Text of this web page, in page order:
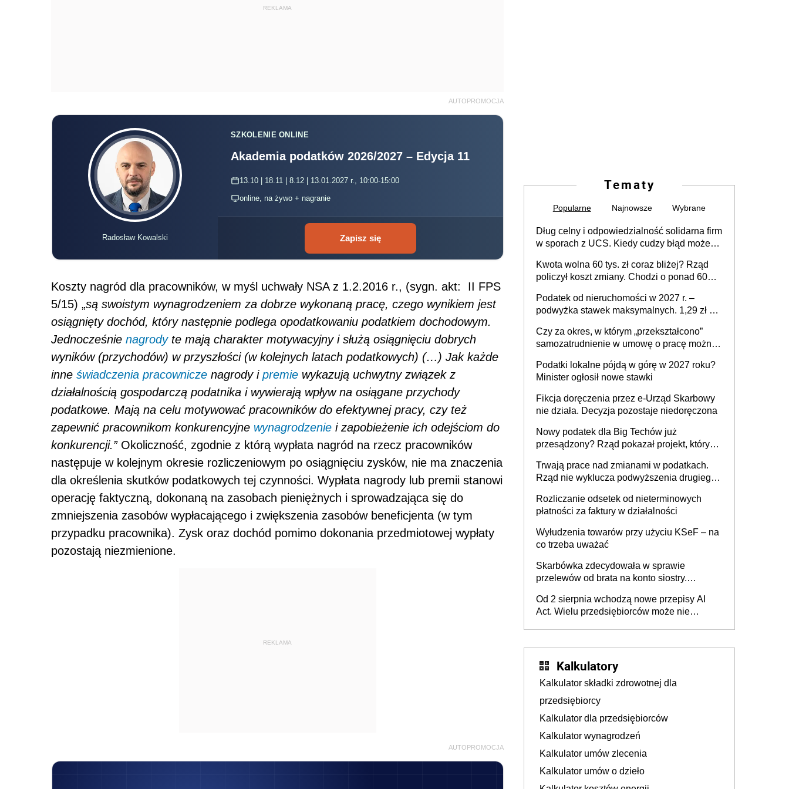
REKLAMA
AUTOPROMOCJA
Radosław Kowalski
SZKOLENIE ONLINE
Akademia podatków 2026/2027 – Edycja 11
13.10 | 18.11 | 8.12 | 13.01.2027 r., 10:00-15:00
online, na żywo + nagranie
Zapisz się
Koszty nagród dla pracowników, w myśl uchwały NSA z 1.2.2016 r., (sygn. akt: II FPS
5/15) „są swoistym wynagrodzeniem za dobrze wykonaną pracę, czego wynikiem jest
osiągnięty dochód, który następnie podlega opodatkowaniu podatkiem dochodowym.
Jednocześnie nagrodyte mają charakter motywacyjny i służą osiągnięciu dobrych
wyników (przychodów) w przyszłości (w kolejnych latach podatkowych) (…) Jak każde
inne świadczenia pracownicze nagrody i premie wykazują uchwytny związek z
działalnością gospodarczą podatnika i wywierają wpływ na osiągane przychody
podatkowe. Mają na celu motywować pracowników do efektywnej pracy, czy też
zapewnić pracownikom konkurencyjne wynagrodzenie i zapobieżenie ich odejściom do
konkurencji.” Okoliczność, zgodnie z którą wypłata nagród na rzecz pracowników
następuje w kolejnym okresie rozliczeniowym po osiągnięciu zysków, nie ma znaczenia
dla określenia skutków podatkowych tej czynności. Wypłata nagrody lub premii stanowi
operację faktyczną, dokonaną na zasobach pieniężnych i sprowadzająca się do
zmniejszenia zasobów wypłacającego i zwiększenia zasobów beneficjenta (w tym
przypadku pracownika). Zysk oraz dochód pomimo dokonania przedmiotowej wypłaty
pozostają niezmienione.
REKLAMA
AUTOPROMOCJA
Tematy
Popularne Najnowsze Wybrane
Dług celny i odpowiedzialność solidarna firm
w sporach z UCS. Kiedy cudzy błąd może
Kwota wolna 60 tys. zł coraz bliżej? Rząd
policzył koszt zmiany. Chodzi o ponad 60
Podatek od nieruchomości w 2027 r. –
podwyżka stawek maksymalnych. 1,29 zł za
budynków i lokali związanych z
prowadzeniem działalności gospodarczej
Czy za okres, w którym „przekształcono”
samozatrudnienie w umowę o pracę można
umowy cywilnoprawnej jedynym
racjonalnym wyjściem
Podatki lokalne pójdą w górę w 2027 roku?
Minister ogłosił nowe stawki
Fikcja doręczenia przez e-Urząd Skarbowy
nie działa. Decyzja pozostaje niedoręczona
Nowy podatek dla Big Techów już
przesądzony? Rząd pokazał projekt, który
Trwają prace nad zmianami w podatkach.
Rząd nie wyklucza podwyższenia drugiego
Rozliczanie odsetek od nieterminowych
płatności za faktury w działalności
Wyłudzenia towarów przy użyciu KSeF – na
co trzeba uważać
Skarbówka zdecydowała w sprawie
przelewów od brata na konto siostry.
darowizna, ale podatku jednak nie będzie
Od 2 sierpnia wchodzą nowe przepisy AI
Act. Wielu przedsiębiorców może nie
Kalkulatory
Kalkulator składki zdrowotnej dla
przedsiębiorcy
Kalkulator dla przedsiębiorców
Kalkulator wynagrodzeń
Kalkulator umów zlecenia
Kalkulator umów o dzieło